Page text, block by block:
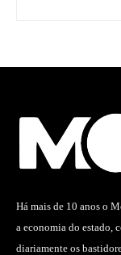
Há mais de 10 anos o
a economia do estado,
diariamente os